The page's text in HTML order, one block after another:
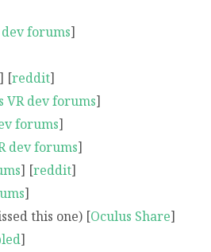
dev forums]
] [reddit]
VR dev forums]
forums]
dev forums]
] [reddit]
]
this one) [Oculus Share]
]